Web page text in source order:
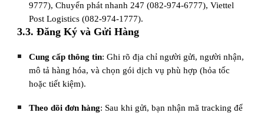
9777), Chuyển phát nhanh 247 (082-974-6777), Viettel
Post Logistics (082-974-1777).
3.3. Đăng Ký và Gửi Hàng
Cung cấp thông tin: Ghi rõ địa chỉ người gửi, người nhận,
mô tả hàng hóa, và chọn gói dịch vụ phù hợp (hỏa tốc
hoặc tiết kiệm).
Theo dõi đơn hàng: Sau khi gửi, bạn nhận mã tracking để